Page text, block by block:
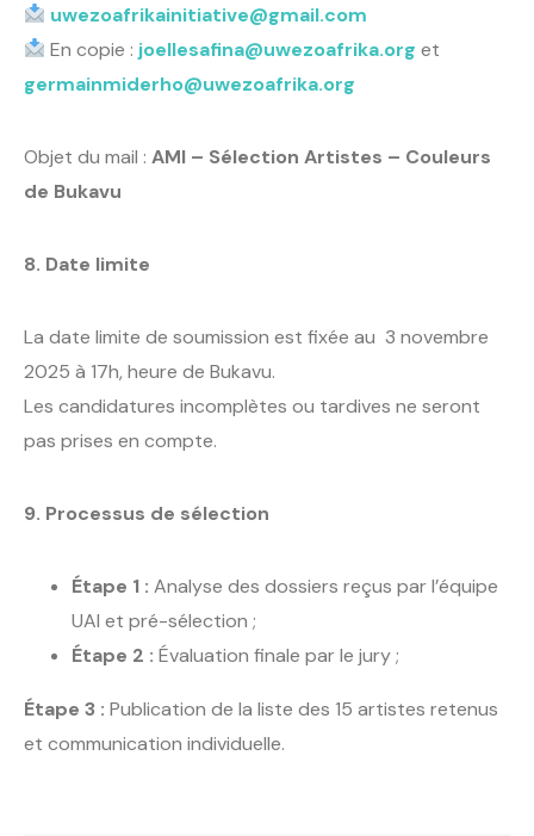
uwezoafrikainitiative@gmail.com
En copie : joellesafina@uwezoafrika.org et
germainmiderho@uwezoafrika.org
Objet du mail : AMI – Sélection Artistes – Couleurs
de Bukavu
8. Date limite
La date limite de soumission est fixée au 3 novembre
2025 à 17h, heure de Bukavu.
Les candidatures incomplètes ou tardives ne seront
pas prises en compte.
9. Processus de sélection
Étape 1 : Analyse des dossiers reçus par l’équipe
UAI et pré-sélection ;
Étape 2 : Évaluation finale par le jury ;
Étape 3 : Publication de la liste des 15 artistes retenus
et communication individuelle.